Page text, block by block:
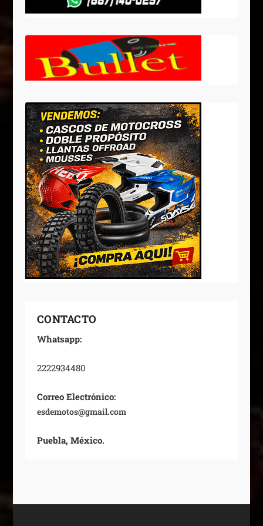
CONTACTO
Whatsapp:
2222934480
Correo Electrónico:
esdemotos@gmail.com
Puebla, México.